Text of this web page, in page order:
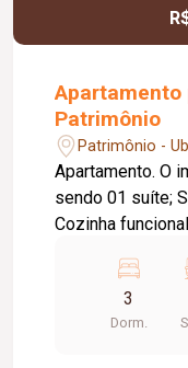
Apartamento
Patrimônio
Patrimônio -
Apartamento. O imóvel conta com: 03 quartos,
sendo 01 suíte;
Cozinha
oferece:
Diferenciais:
3
Dorm.